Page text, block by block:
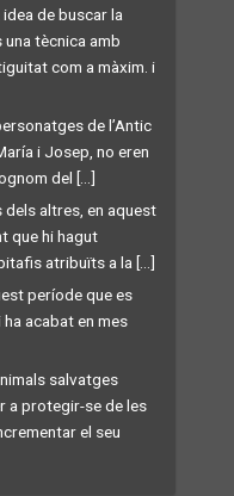
de buscar la
tècnica amb
com a màxim. i
de l’Antic
i Josep, no eren
del [...]
altres, en aquest
que hi hagut
atribuïts a la [...]
període que es
acabat en mes
salvatges
a protegir-se de les
el seu